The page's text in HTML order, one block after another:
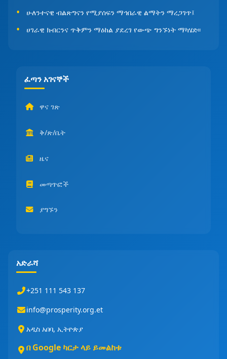
ሁለንተናዊ ብልጽግናን የሚያሰፍን ማኅበራዊ ልማትን ማረጋገጥ፤
ሀገራዊ ክብርንና ጥቅምን ማዕከል ያደረገ የውጭ ግንኙነት ማካሄድ፡፡
ፈጣን አገናኞች
ዋና ገጽ
ቅ/ጽ/ቤት
ዜና
መጣጥፎች
ያግኙን
አድራሻ
+251 111 543 137
info@prosperity.org.et
አዲስ አበባ, ኢትዮጵያ
በ Google ካርታ ላይ ይመልከቱ